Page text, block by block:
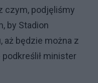
czym, podjęliśmy
by Stadion
aż będzie można z
minister